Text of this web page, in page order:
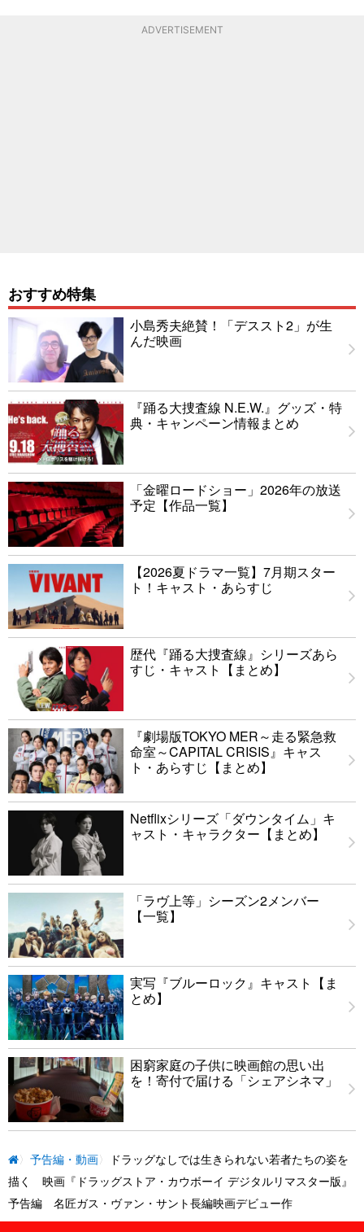
ADVERTISEMENT
おすすめ特集
小島秀夫絶賛！「デススト2」が生
んだ映画
『踊る大捜査線 N.E.W.』グッズ・特
典・キャンペーン情報まとめ
「金曜ロードショー」2026年の放送
予定【作品一覧】
【2026夏ドラマ一覧】7月期スター
ト！キャスト・あらすじ
歴代『踊る大捜査線』シリーズあら
すじ・キャスト【まとめ】
『劇場版TOKYO MER～走る緊急救
命室～CAPITAL CRISIS』キャス
ト・あらすじ【まとめ】
Netflixシリーズ「ダウンタイム」キ
ャスト・キャラクター【まとめ】
「ラヴ上等」シーズン2メンバー
【一覧】
実写『ブルーロック』キャスト【ま
とめ】
困窮家庭の子供に映画館の思い出
を！寄付で届ける「シェアシネマ」
予告編・動画
ドラッグなしでは生きられない若者たちの姿を
描く 映画『ドラッグストア・カウボーイ デジタルリマスター版』
予告編 名匠ガス・ヴァン・サント長編映画デビュー作